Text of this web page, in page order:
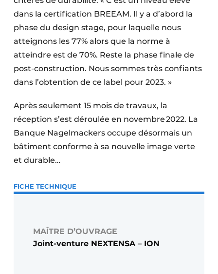
dans la certification BREEAM. Il y a d’abord la
phase du design stage, pour laquelle nous
atteignons les 77% alors que la norme à
atteindre est de 70%. Reste la phase finale de
post-construction. Nous sommes très confiants
dans l’obtention de ce label pour 2023. »
Après seulement 15 mois de travaux, la
réception s’est déroulée en novembre 2022. La
Banque Nagelmackers occupe désormais un
bâtiment conforme à sa nouvelle image verte
et durable…
FICHE TECHNIQUE
MAÎTRE D’OUVRAGE
Joint-venture NEXTENSA – ION